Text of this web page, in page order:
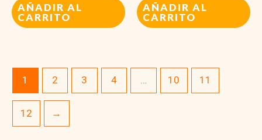
AÑADIR AL
CARRITO
AÑADIR AL
CARRITO
1 2 3 4 … 10 11
12 →